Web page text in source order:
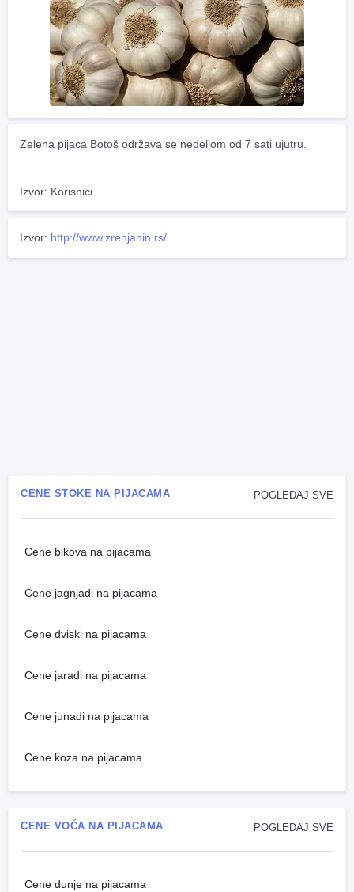
Zelena pijaca Botoš održava se nedeljom od 7 sati ujutru.
Izvor: Korisnici
Izvor: http://www.zrenjanin.rs/
POGLEDAJ SVE
CENE STOKE NA PIJACAMA
Cene bikova na pijacama
Cene jagnjadi na pijacama
Cene dviski na pijacama
Cene jaradi na pijacama
Cene junadi na pijacama
Cene koza na pijacama
POGLEDAJ SVE
CENE VOĆA NA PIJACAMA
Cene dunje na pijacama